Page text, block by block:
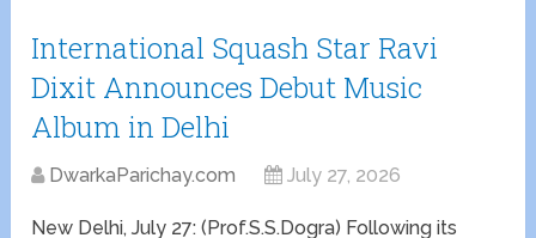
International Squash Star Ravi
Dixit Announces Debut Music
Album in Delhi
DwarkaParichay.com July 27, 2026
New Delhi, July 27: (Prof.S.S.Dogra) Following its